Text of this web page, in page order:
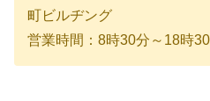
町ビルヂング
営業時間：8時30分～18時